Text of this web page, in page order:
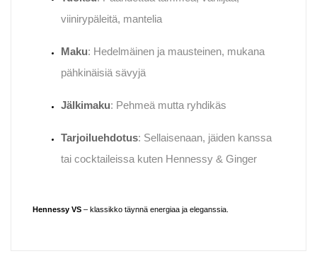
viinirypäleitä, mantelia
Maku: Hedelmäinen ja mausteinen, mukana
pähkinäisiä sävyjä
Jälkimaku: Pehmeä mutta ryhdikäs
Tarjoiluehdotus: Sellaisenaan, jäiden kanssa
tai cocktaileissa kuten Hennessy & Ginger
Hennessy VS – klassikko täynnä energiaa ja eleganssia.